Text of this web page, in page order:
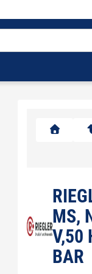
MS,
V,50
BAR